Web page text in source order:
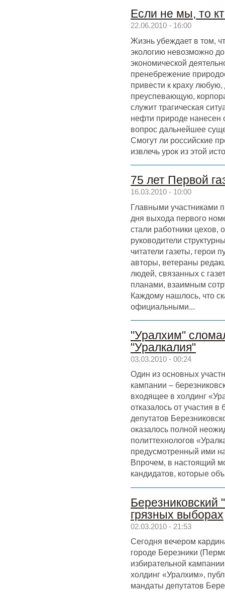
Если не мы, то
22.06.2010 - 16:00
Жизнь убеждает в том,
экологию невозможно
экономической
пренебрежение
привести к краху
преуспевающую,
служит трагическая
нефти природе нанесен
вопрос дальнейшее
Смогут ли российские
извлечь урок из этой
75 лет Первой
16.03.2010 - 10:00
Главными участниками
дня выхода первого
стали работники цехов,
руководители
читатели газеты, герои
авторы, ветераны
людей, связанных с
планами, взаимным
Каждому нашлось, что
официальными...
"Уралхим"
"Уралкалия"
03.03.2010 - 00:24
Один из основных
кампании –
входящее в холдинг
отказалось от участия
депутатов
оказалось полной
политтехнологов
предусмотренный ими
Впрочем, в настоящий
кандидатов, которые
Березниковский
грязных выборах
02.03.2010 - 21:53
Сегодня вечером
городе Березники
избирательной
холдинг «Уралхим»,
мандаты депутатов